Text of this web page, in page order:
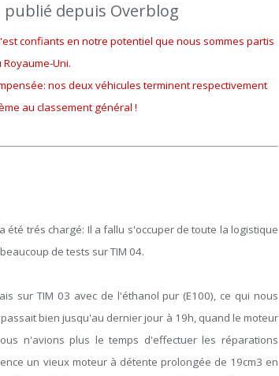
publié depuis Overblog
confiants en notre potentiel que nous sommes partis
Royaume-Uni.
nos deux véhicules terminent respectivement
au classement général !
été trés chargé: Il a fallu s'occuper de toute la logistique
de tests sur TIM 04.
sur TIM 03 avec de l'éthanol pur (E100), ce qui nous
bien jusqu'au dernier jour à 19h, quand le moteur
n'avions plus le temps d'effectuer les réparations
un vieux moteur à détente prolongée de 19cm3 en